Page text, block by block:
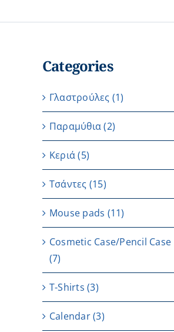
Categories
Γλαστρούλες (1)
Παραμύθια (2)
Κεριά (5)
Τσάντες (15)
Μouse pads (11)
Cosmetic Case/Pencil Case
(7)
T-Shirts (3)
Calendar(3)